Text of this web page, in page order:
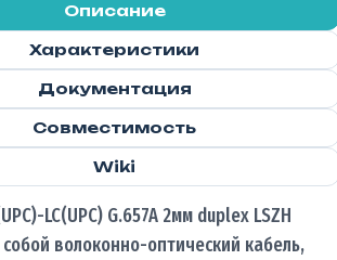
Описание
Характеристики
Документация
Совместимость
Wiki
LC(UPC) G.657A 2мм duplex LSZH
волоконно-оптический кабель,